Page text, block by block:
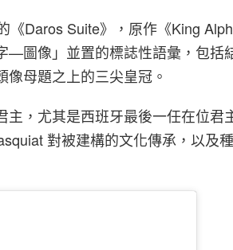
《Daros Suite》，原作《King
—圖像」並置的標誌性語彙，包括
母題之上的三尖皇冠。
，尤其是西班牙最後一任在位君
對被建構的文化傳承，以及